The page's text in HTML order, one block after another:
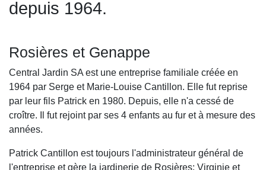
Central Jardin SA est une entreprise familiale créée en
1964 par Serge et Marie-Louise Cantillon. Elle fut reprise
par leur fils Patrick en 1980. Depuis, elle n'a cessé de
croître. Il fut rejoint par ses 4 enfants au fur et à mesure des
années.
Patrick Cantillon est toujours l'administrateur général de
l'entreprise et gère la jardinerie de Rosières; Virginie et
Chloé, ses deux filles, s'occupent des serres de culture à